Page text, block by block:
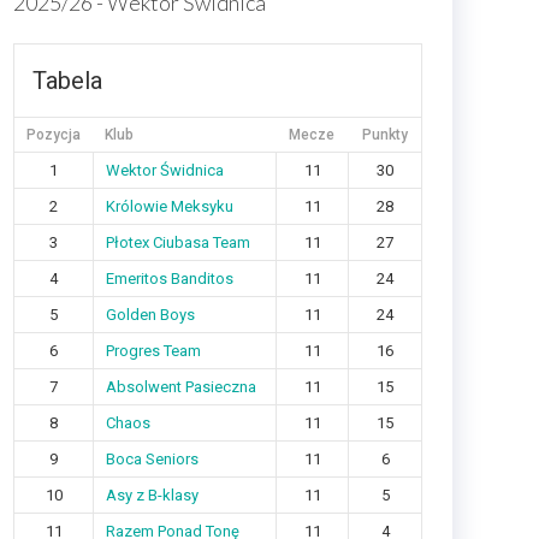
Tabela
Pozycja Klub Mecze Punkty
1 Wektor Świdnica 11
30
2
Królowie Meksyku 11
28
3
Płotex Ciubasa Team 11
27
4
Emeritos Banditos 11
24
5
Golden Boys 11
24
6
Progres Team 11
16
7
Absolwent Pasieczna 11
15
8
Chaos 11
15
9
Boca Seniors 11
6
10
Asy z B-klasy 11
5
11
Razem Ponad Tonę 11 4